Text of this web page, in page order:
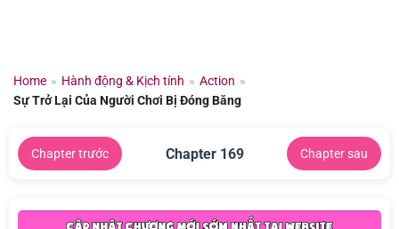
dungHome » Hành động & Kịch tính » Action »
Sự Trở Lại Của Người Chơi Bị Đóng Băng
Chapter trước Chapter 169 Chapter sau